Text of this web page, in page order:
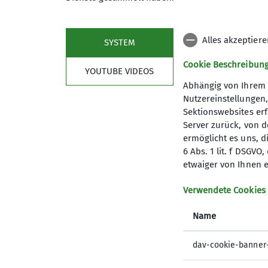
Mitglied
SYSTEM
YOUTUBE VIDEOS
Alles
Cookie
Abhängig von
Sektionswebsites
Server zurück, von
ermöglicht es uns,
6 Abs. 1 lit. f
etwaiger von Ihnen
Verwendete Cookies
Name
dav-cookie-